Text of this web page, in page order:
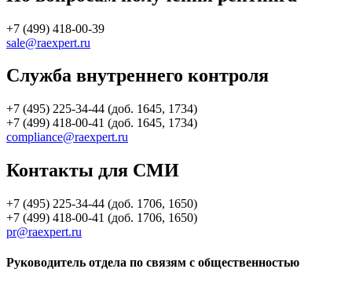
+7 (499) 418-00-39
sale@raexpert.ru
Служба внутреннего контроля
+7 (495) 225-34-44 (доб. 1645, 1734)
+7 (499) 418-00-41 (доб. 1645, 1734)
compliance@raexpert.ru
Контакты для СМИ
+7 (495) 225-34-44 (доб. 1706, 1650)
+7 (499) 418-00-41 (доб. 1706, 1650)
pr@raexpert.ru
Руководитель отдела по связям с общественностью